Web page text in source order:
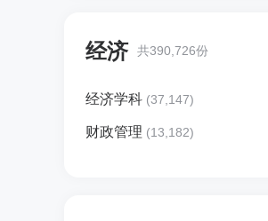
经济 共390,726份
经济学科 (37,147)
财政管理 (13,182)